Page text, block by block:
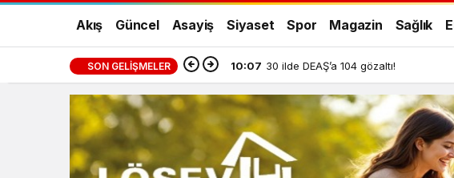
Akış Güncel Asayiş Siyaset Spor Magazin Sağlık
SON GELIŞMELER 10:07 30 ilde DEAŞ’a 104 gözaltı!